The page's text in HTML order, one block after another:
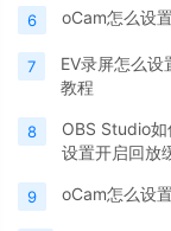
6 oCam怎么设
7
EV录屏怎么
教程
8
OBS Studio
设置开启回放
9 oCam怎么设